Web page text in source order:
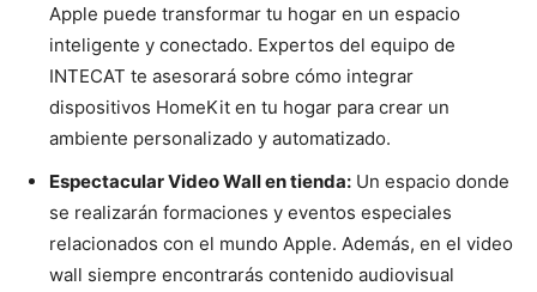
Apple puede transformar tu hogar en un espacio
inteligente y conectado. Expertos del equipo de
INTECAT te asesorará sobre cómo integrar
dispositivos HomeKit en tu hogar para crear un
ambiente personalizado y automatizado.
Espectacular Video Wall en tienda: Un espacio donde
se realizarán formaciones y eventos especiales
relacionados con el mundo Apple. Además, en el video
wall siempre encontrarás contenido audiovisual